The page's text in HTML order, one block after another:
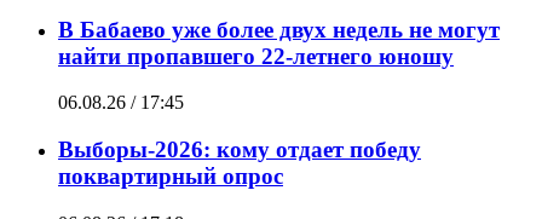
В Бабаево уже более двух недель не могут
найти пропавшего 22-летнего юношу
06.08.26 / 17:45
Выборы-2026: кому отдает победу
поквартирный опрос